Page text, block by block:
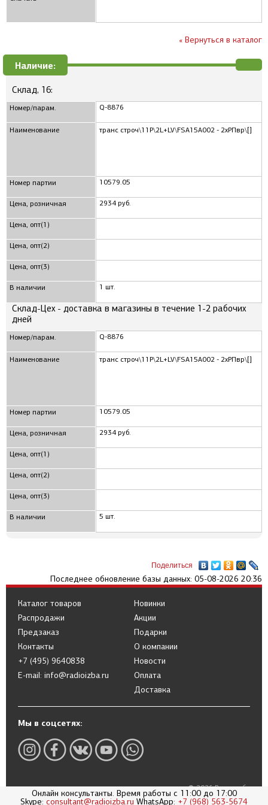
« Вернуться в каталог
Наличие:
Склад, 16:
Номер/парам.
Наименование
Номер партии
Цена, розничная
Цена, опт(1)
Цена, опт(2)
Цена, опт(3)
В наличии
Q-8876
транс строч\11P\2L+LV\FSA15A002 - 2xРПвр\[]
10579.05
2934 руб.
1 шт.
Склад-Цех - доставка в магазины в течение 1-2 рабочих
дней
Номер/парам.
Наименование
Номер партии
Цена, розничная
Цена, опт(1)
Цена, опт(2)
Цена, опт(3)
В наличии
Q-8876
транс строч\11P\2L+LV\FSA15A002 - 2xРПвр\[]
10579.05
2934 руб.
5 шт.
Поделиться
Последнее обновление базы данных: 05-08-2026 20:36
Каталог товаров
Распродажи
Предзаказ
Новинки
Акции
Подарки
Контакты
+7 (495) 9640838
E-mail: info@radioizba.ru
О компании
Новости
Оплата
Доставка
Мы в соцсетях:
© 2026 Радиоизба
Политика в отношении обработки
Онлайн консультанты. Время работы с 11:00 до 17:00
Skype: consultant@radioizba.ru WhatsApp: +7 (968) 563-5674